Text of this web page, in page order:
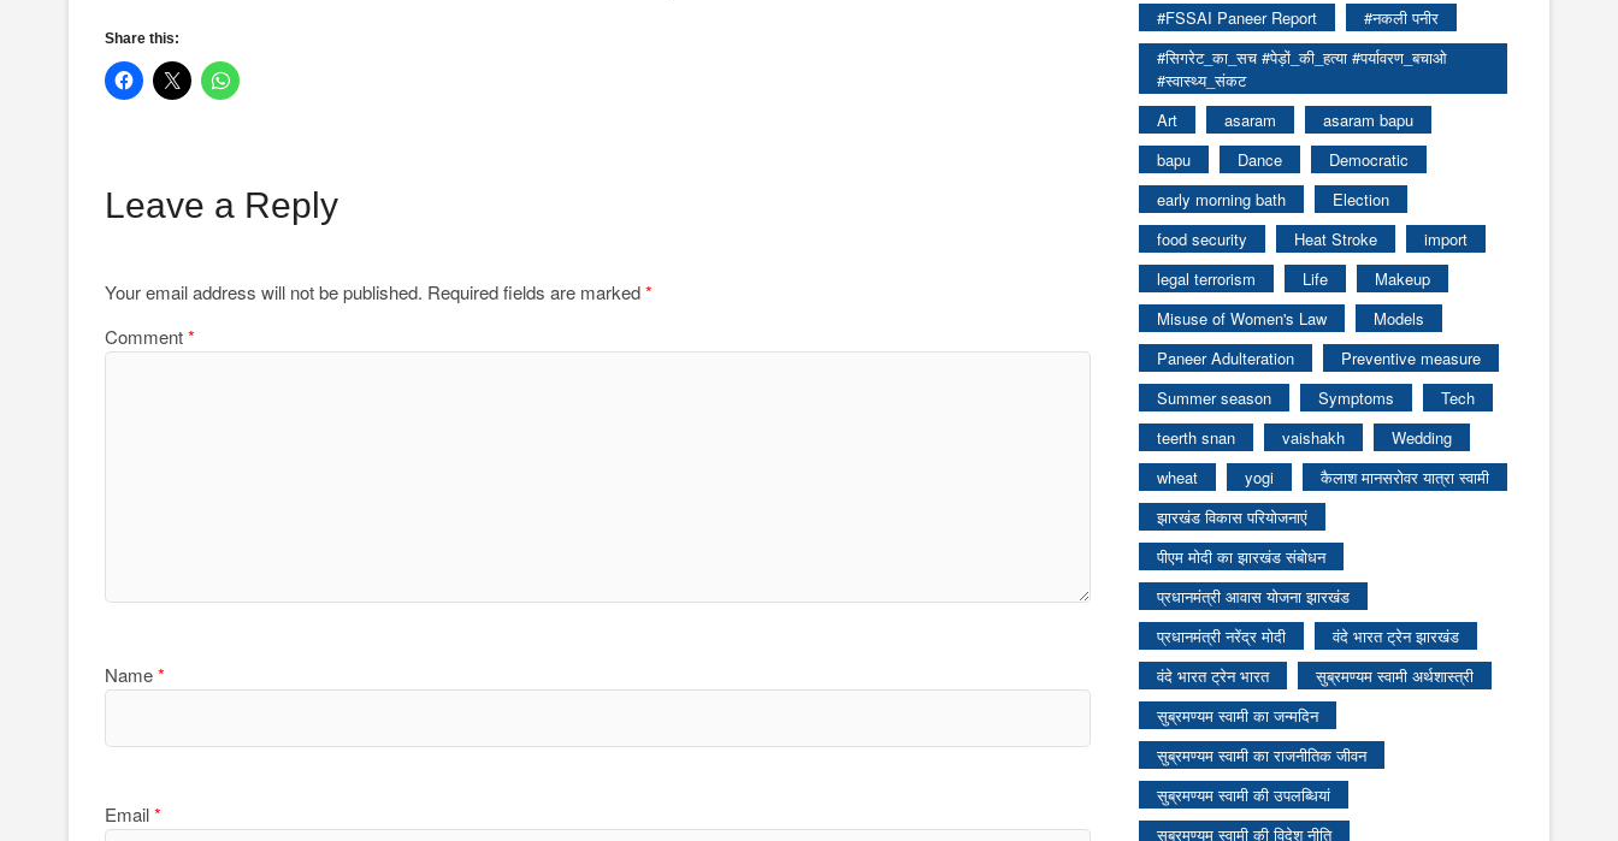
Share this:
Leave a Reply
Your email address will not be published. Required fields are marked*
Comment*
Name*
Email*
#FSSAI Paneer Report
#नकली पनीर
#सिगरेट_का_सच #पेड़ों_की_हत्या #पर्यावरण_बचाओ
#स्वास्थ्य_संकट
Art
asaram
asaram bapu
bapu
Dance
Democratic
early morning bath
Election
food security
Heat Stroke
import
legal terrorism
Life
Makeup
Misuse of Women's Law
Models
Paneer Adulteration
Preventive measure
Summer season
Symptoms
Tech
teerth snan
vaishakh
Wedding
wheat
yogi
कैलाश मानसरोवर यात्रा स्वामी
झारखंड विकास परियोजनाएं
पीएम मोदी का झारखंड संबोधन
प्रधानमंत्री आवास योजना झारखंड
प्रधानमंत्री नरेंद्र मोदी
वंदे भारत ट्रेन झारखंड
वंदे भारत ट्रेन भारत
सुब्रमण्यम स्वामी अर्थशास्त्री
सुब्रमण्यम स्वामी का जन्मदिन
सुब्रमण्यम स्वामी का राजनीतिक जीवन
सुब्रमण्यम स्वामी की उपलब्धियां
सुब्रमण्यम स्वामी की विदेश नीति